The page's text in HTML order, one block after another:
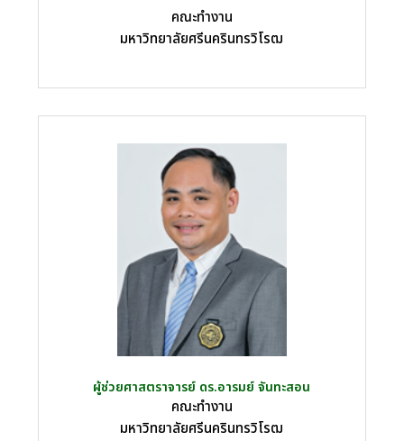
คณะทำงาน
มหาวิทยาลัยศรีนครินทรวิโรฒ
ผู้ช่วยศาสตราจารย์ ดร.อารมย์ จันทะสอน
คณะทำงาน
มหาวิทยาลัยศรีนครินทรวิโรฒ